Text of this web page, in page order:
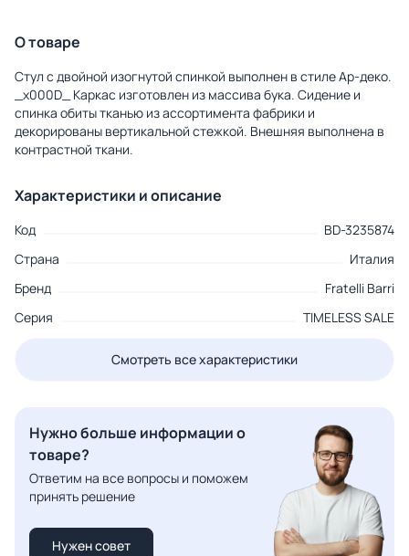
О товаре
Стул с двойной изогнутой спинкой выполнен в стиле Ар-деко.
_x000D_ Каркас изготовлен из массива бука. Сидение и
спинка обиты тканью из ассортимента фабрики и
декорированы вертикальной стежкой. Внешняя выполнена в
контрастной ткани.
Характеристики и описание
Код
BD-3235874
Страна
Италия
Бренд
Fratelli Barri
Серия
TIMELESS SALE
Смотреть все характеристики
Нужно больше информации о
товаре?
Ответим на все вопросы и поможем
принять решение
Нужен совет